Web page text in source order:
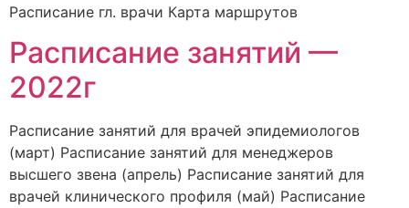
Расписание гл. врачи Карта маршрутов
Расписание занятий —
2022г
Расписание занятий для врачей эпидемиологов
(март) Расписание занятий для менеджеров
высшего звена (апрель) Расписание занятий для
врачей клинического профиля (май) Расписание